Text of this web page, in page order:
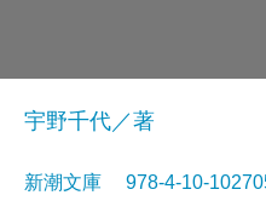
宇野千代／著
新潮文庫 978-4-10-